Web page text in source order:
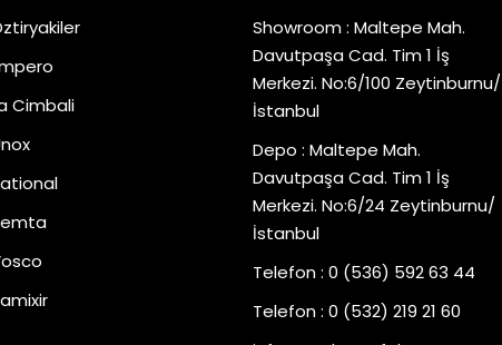
Cimbali
Showroom : Maltepe Mah.
Davutpaşa Cad. Tim 1 İş
Merkezi. No:6/100 Zeytinburnu/
İstanbul
Depo : Maltepe Mah.
Davutpaşa Cad. Tim 1 İş
Merkezi. No:6/24 Zeytinburnu/
İstanbul
Telefon : 0 (536) 592 63 44
Telefon : 0 (532) 219 21 60